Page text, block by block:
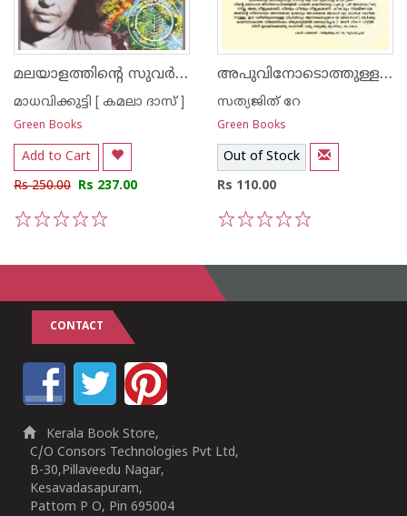
മലയാളത്തിന്റെ സുവര്‍ണ്ണ കഥകള്‍ - മാധവിക്കുട്ടി
മാധവിക്കുട്ടി [ കമലാ ദാസ് ]
Green Books
Add to Cart
Rs 250.00 Rs 237.00
അപുവിനോടൊത്തുള്ള എന്റെ ദിനങ്ങള്‍
സത്യജിത് റേ
Green Books
Out of Stock
Rs 110.00
CONTACT
Kerala Book Store,
C/O Consors Technologies Pvt Ltd,
B-30,Pillaveedu Nagar,
Kesavadasapuram,
Pattom P O, Pin 695004